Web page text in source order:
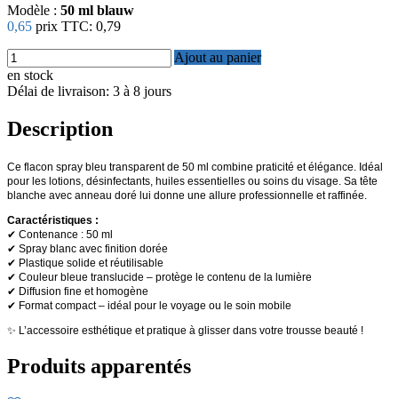
Modèle : 50 ml blauw
0,65 prix TTC: 0,79
Ajout au panier
en stock
Délai de livraison: 3 à 8 jours
Description
Ce flacon spray bleu transparent de 50 ml combine praticité et élégance. Idéal
pour les lotions, désinfectants, huiles essentielles ou soins du visage. Sa tête
blanche avec anneau doré lui donne une allure professionnelle et raffinée.
Caractéristiques :
✔ Contenance : 50 ml
✔ Spray blanc avec finition dorée
✔ Plastique solide et réutilisable
✔ Couleur bleue translucide – protège le contenu de la lumière
✔ Diffusion fine et homogène
✔ Format compact – idéal pour le voyage ou le soin mobile
✨ L’accessoire esthétique et pratique à glisser dans votre trousse beauté !
Produits apparentés